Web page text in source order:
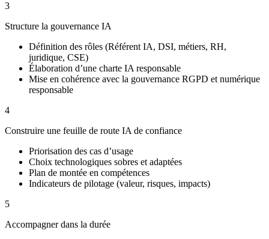
3
Structure la gouvernance IA
Définition des rôles (Référent IA, DSI, métiers, RH,
juridique, CSE)
Élaboration d’une charte IA responsable
Mise en cohérence avec la gouvernance RGPD et numérique
responsable
4
Construire une feuille de route IA de confiance
Priorisation des cas d’usage
Choix technologiques sobres et adaptées
Plan de montée en compétences
Indicateurs de pilotage (valeur, risques, impacts)
5
Accompagner dans la durée